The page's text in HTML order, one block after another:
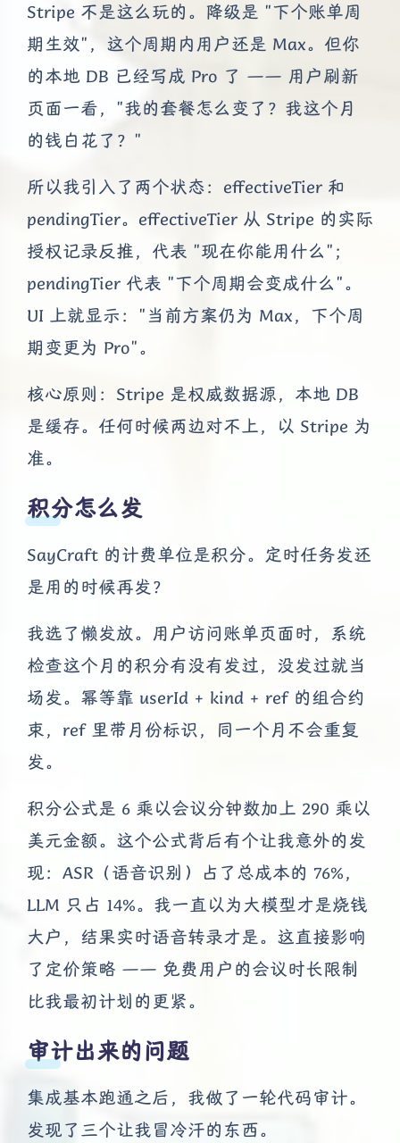
Stripe 不是这么玩的。降级是 "下个账单周
期生效"，这个周期内用户还是 Max。但你
的本地 DB 已经写成 Pro 了 —— 用户刷新
页面一看，"我的套餐怎么变了？我这个月
的钱白花了？"
所以我引入了两个状态：effectiveTier 和
pendingTier。effectiveTier 从 Stripe 的实际
授权记录反推，代表 "现在你能用什么"；
pendingTier 代表 "下个周期会变成什么"。
UI 上就显示："当前方案仍为 Max，下个周
期变更为 Pro"。
核心原则：Stripe 是权威数据源，本地 DB
是缓存。任何时候两边对不上，以 Stripe 为
准。
积分怎么发
SayCraft 的计费单位是积分。定时任务发还
是用的时候再发？
我选了懒发放。用户访问账单页面时，系统
检查这个月的积分有没有发过，没发过就当
场发。幂等靠 userId + kind + ref 的组合约
束，ref 里带月份标识，同一个月不会重复
发。
积分公式是 6 乘以会议分钟数加上 290 乘以
美元金额。这个公式背后有个让我意外的发
现：ASR（语音识别）占了总成本的 76%，
LLM 只占 14%。我一直以为大模型才是烧钱
大户，结果实时语音转录才是。这直接影响
了定价策略 —— 免费用户的会议时长限制
比我最初计划的更紧。
审计出来的问题
集成基本跑通之后，我做了一轮代码审计。
发现了三个让我冒冷汗的东西。